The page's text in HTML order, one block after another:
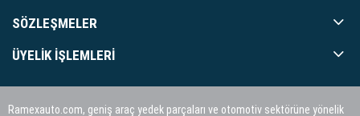
SÖZLEŞMELER
ÜYELIK İŞLEMLERI
Ramexauto.com, geniş araç yedek parçaları ve otomotiv sektörüne yönelik